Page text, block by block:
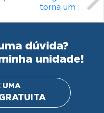
dúvida?
unidade!
UMA